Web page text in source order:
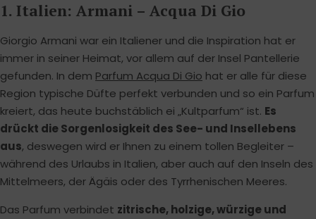
1. Italien: Armani – Acqua Di Gio
Giorgio Armani war ein Italiener und die Inspiration hat er
immer in seiner Heimat, vor allem auf der Insel Pantellerie
gefunden. In dem Parfum Acqua Di Gio hat er alle für diese
Region typische Düfte perfekt verbunden und so ein Parfum
kreiert, das heute buchstäblich ei „Kultparfum“ ist. Es
drückt die Sorgenlosigkeit des See- und Insellebens
aus, deswegen wird er Ihnen zu einem tollen Begleiter –
während des Urlaubs in Italien, aber auch auf den Inseln des
Mittelmeers, der Ägäis oder des Tyrrhenischen Meeres.
Das Parfum verbindet zitrische, holzige, würzige und